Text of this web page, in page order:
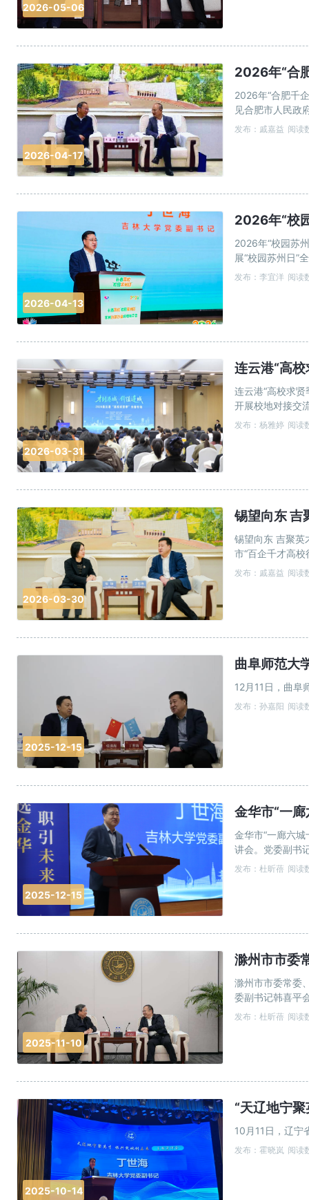
2026-05-06
2026-04-17
2026年“合
2026年“合肥千
见合肥市人民政
迎，并介绍了吉
发布：戚嘉益 阅读
2026-04-13
2026年“校
2026年“校园苏
展“校园苏州日”
发布：李宜洋 阅读
2026-03-31
连云港“高
连云港“高校求
开展校地对接交
欢迎，并介绍了
发布：杨雅婷 阅读
2026-03-30
锡望向东 吉
锡望向东 吉聚英
市“百企千才高
琳一行，双方
发布：戚嘉益 阅读
2025-12-15
曲阜师范大
12月11日，曲阜
发布：孙嘉阳 阅读
2025-12-15
金华市“一
金华市“一廊六
讲会。党委副书
尤其在汽车零部
发布：杜昕蓓 阅读
2025-11-10
滁州市市委
滁州市市委常委
委副书记韩喜平
一行的到访表示
发布：杜昕蓓 阅读
2025-10-14
“天辽地宁
10月11日，辽宁
发布：霍晓岚 阅读